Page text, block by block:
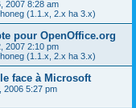
2007 8:28 am
(1.1.x, 2.x ha 3.x)
pour OpenOffice.org
2007 2:10 pm
(1.1.x, 2.x ha 3.x)
face à Microsoft
2006 5:27 pm